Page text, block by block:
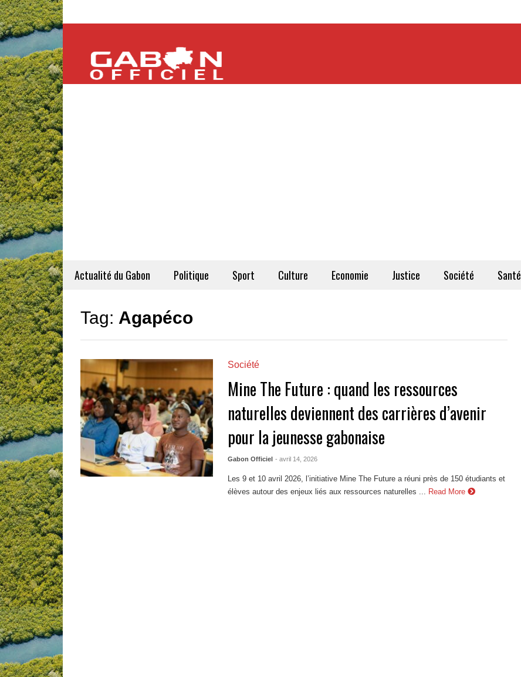
Actualité du Gabon Politique Sport Culture Economie Justice Société Santé
Tag: Agapéco
Société
Mine The Future : quand les ressources
naturelles deviennent des carrières d’avenir
pour la jeunesse gabonaise
Gabon Officiel - avril 14, 2026
Les 9 et 10 avril 2026, l’initiative Mine The Future a réuni près de 150 étudiants et
élèves autour des enjeux liés aux ressources naturelles ...
Read More